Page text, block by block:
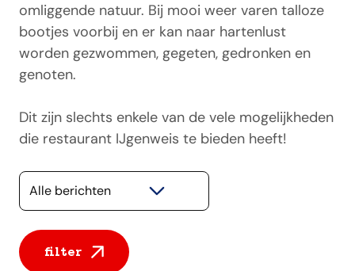
omliggende natuur. Bij mooi weer varen talloze
bootjes voorbij en er kan naar hartenlust
worden gezwommen, gegeten, gedronken en
genoten.
Dit zijn slechts enkele van de vele mogelijkheden
die restaurant IJgenweis te bieden heeft!
Selecteer een categorie
filter